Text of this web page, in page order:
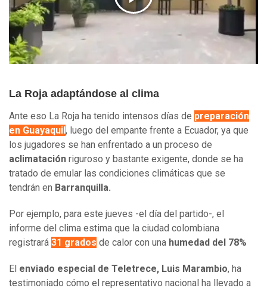
La Roja adaptándose al clima
Ante eso La Roja ha tenido intensos días de preparación
en Guayaquil , luego del empante frente a Ecuador, ya que
los jugadores se han enfrentado a un proceso de
aclimatación riguroso y bastante exigente, donde se ha
tratado de emular las condiciones climáticas que se
tendrán en Barranquilla.
Por ejemplo, para este jueves -el día del partido-, el
informe del clima estima que la ciudad colombiana
registrará 31 grados de calor con una humedad del 78%
El enviado especial de Teletrece, Luis Marambio, ha
testimoniado cómo el representativo nacional ha llevado a